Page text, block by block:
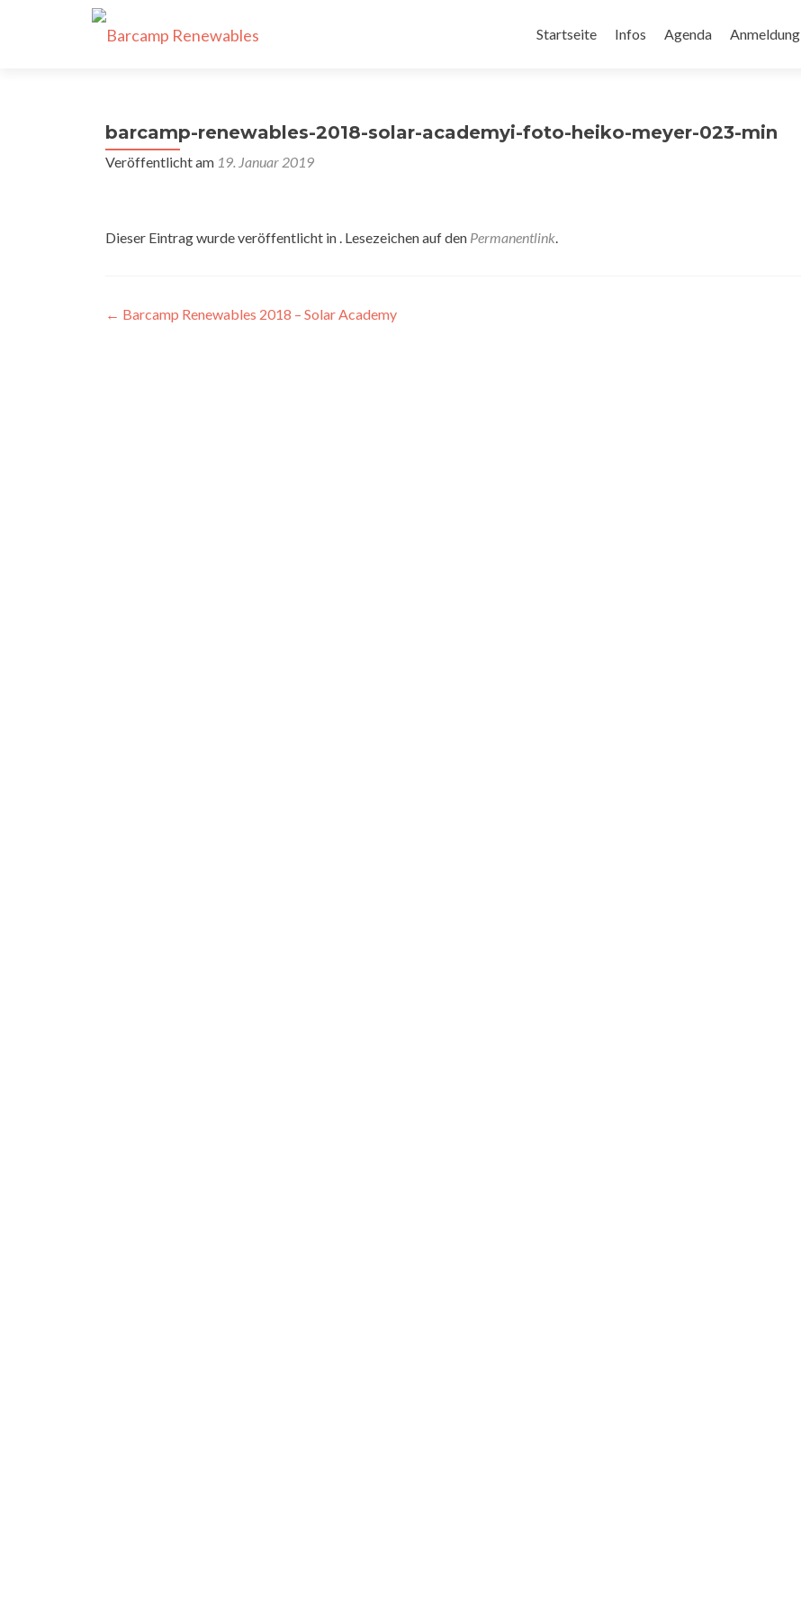
Inhalt
Startseite Infos Agenda Anmeldung
barcamp-renewables-2018-solar-academyi-foto-heiko-meyer-023-min
Veröffentlicht am 19. Januar 2019
Dieser Eintrag wurde veröffentlicht in . Lesezeichen auf den Permanentlink.
Beitragsnavigation
← Barcamp Renewables 2018 – Solar Academy